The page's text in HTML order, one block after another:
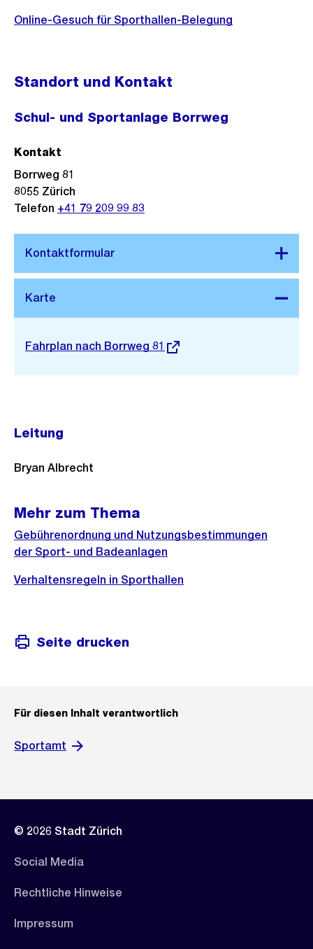
Online-Gesuch für Sporthallen-Belegung
Standort und Kontakt
Schul- und Sportanlage Borrweg
Stadtplan 3D
Externer
Fahrplan nach Borrweg 81
Kontakt
Borrweg 81
8055 Zürich
Telefon +41 79 209 99 83
Leitung
Bryan Albrecht
Mehr zum Thema
Gebührenordnung und Nutzungsbestimmungen
der Sport- und Badeanlagen
Verhaltensregeln in Sporthallen
Seite drucken
Für diesen Inhalt verantwortlich
Sportamt
© 2026 Stadt Zürich
Social Media
Rechtliche Hinweise
Impressum